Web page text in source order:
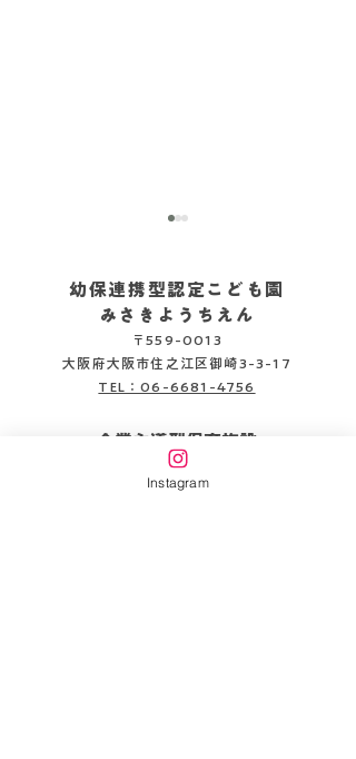
2026.08.06
幼保連携型認定こども園
みさきようちえん
〒559-0013
大阪府大阪市住之江区御崎3-3-17
TEL：06-6681-4756
企業主導型保育施設
みさきピッコロ保育園
〒559-0013
Instagram